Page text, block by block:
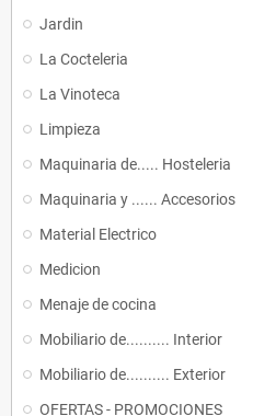
Jardin
La Cocteleria
La Vinoteca
Limpieza
Maquinaria de..... Hosteleria
Maquinaria y ...... Accesorios
Material Electrico
Medicion
Menaje de cocina
Mobiliario de.......... Interior
Mobiliario de.......... Exterior
OFERTAS - PROMOCIONES